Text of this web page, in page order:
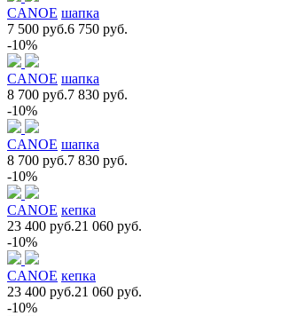
CANOE шапка
7 500 руб.6 750 руб.
-10%
CANOE шапка
8 700 руб.7 830 руб.
-10%
CANOE шапка
8 700 руб.7 830 руб.
-10%
CANOE кепка
23 400 руб.21 060 руб.
-10%
CANOE кепка
23 400 руб.21 060 руб.
-10%